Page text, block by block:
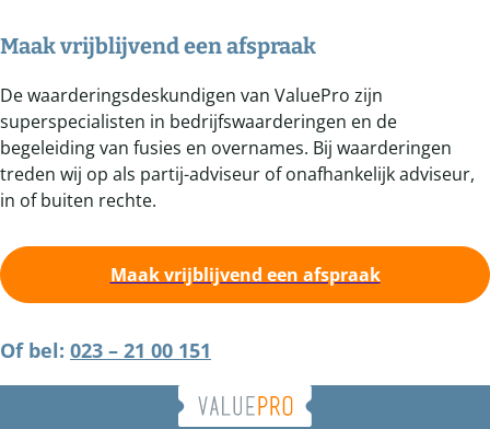
Maak vrijblijvend een afspraak
De waarderingsdeskundigen van ValuePro zijn
superspecialisten in bedrijfswaarderingen en de
begeleiding van fusies en overnames. Bij waarderingen
treden wij op als partij-adviseur of onafhankelijk adviseur,
in of buiten rechte.
Maak vrijblijvend een afspraak
Of bel: 023 – 21 00 151